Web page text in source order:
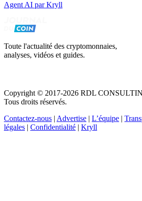
Agent AI par Kryll
Toute l'actualité des cryptomonnaies,
analyses, vidéos et guides.
Copyright © 2017-2026 RDL
Tous droits réservés.
Contactez-nous | Advertise | L’équipe |
légales | Confidentialité | Kryll